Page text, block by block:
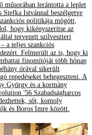
műsorában lerántotta a leplet
Istvánnal beszélgetve
politikája mögött,
hogy kikényszerítse az
tervezett szilveszteri
a teljes szankciós
Felmerült az is, hogy ki
finomítóját több hónap
órával sikerült
repedéseket behegeszteni. A
György és a kormány
'56 Szabadságharcos
sőt, komoly
és Boros Imre között.